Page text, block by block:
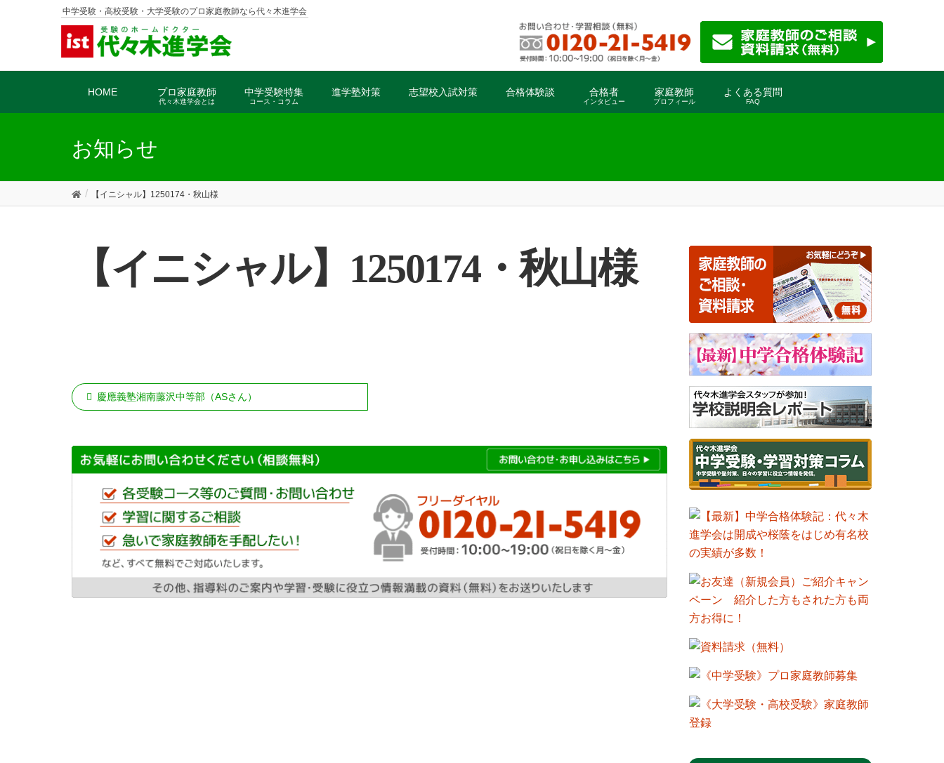
中学受験・高校受験・大学受験のプロ家庭教師なら代々木進学会
HOME プロ家庭教師
代々木進学会とは
中学受験特集
コース・コラム
進学塾対策 志望校入試対策 合格体験談 合格者
インタビュー
家庭教師
プロフィール
よくある質問
FAQ
お知らせ
【イニシャル】1250174・秋山様
【イニシャル】1250174・秋山様
慶應義塾湘南藤沢中等部（ASさん）